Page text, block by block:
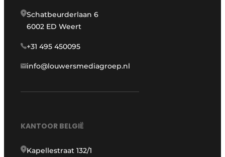
Schatbeurderlaan 6
6002 ED Weert
+31 495 450095
info@louwersmediagroep.nl
KANTOOR BELGIË
Kapellestraat 132/1